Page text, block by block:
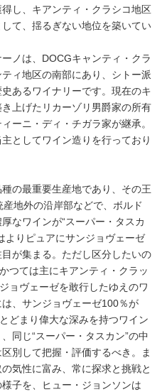
し、キアンティ・クラシコ地区
て、揺るぎない地位を築いてい
ノは、DOCGキャンティ・クラ
ィ地区の南部にあり、シトー派
あるワイナリーです。現在のキ
上げたリカーゾリ男爵家の所有
ーニ・ディ・チガラ家が継承。
としてワイン造りを行っており
の最重要生産地であり、その王
地外の沿岸部などで、ボルド
なワインが“スーパー・タスカ
よりピュアにサンジョヴェーゼ
が集まる。ただし区分したいの
つては主にキアンティ・クラッ
ョヴェーゼを敢行したゆえのワ
、サンジョヴェーゼ100％が
どまり偉大な深みを持つワイン
同じ“スーパー・タスカン”の中
別して把握・評価するべき。ま
気性に富み、常に探求と挑戦と
子を、ヒュー・ジョンソンは